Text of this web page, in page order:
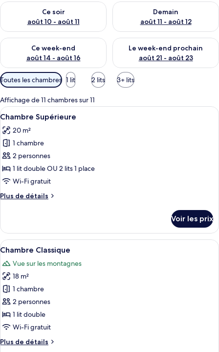
Ce soir
août 10 - août 11
Vérifier la disponibilité pour ce soir août 10 - août 11
Demain
août 11 - août 12
Vérifier la disponibilité pour
Ce week-end
août 14 - août 16
Vérifier la disponibilité pour ce week-end août 14 - août 16
Le week-end prochain
août 21 - août 23
Vérifier la disponibilité pour
Filtres
disponibles
pour
les
chambres
Toutes les chambres 1 lit 2 lits 3+ lits
Affichage de 11 chambres sur 11
Afficher
toutes
les
photos
pour
ce
type
chambre :
Une chambre d’hôtel avec un lit,
11
Chambre Supérieure
20 m²
1 chambre
2 personnes
1 lit double OU 2 lits 1 place
Wi-Fi gratuit
Plus de détails
Plus
le
type
de
Chambre
Supérieure
Voir les prix
Afficher
toutes
les
photos
pour
ce
type
de
chambre :
Chambre
Une chambre d’hôtel comprenant
8
Chambre Classique
Vue sur les montagnes
18 m²
1 chambre
2 personnes
1 lit double
Wi-Fi gratuit
Plus de détails
Plus